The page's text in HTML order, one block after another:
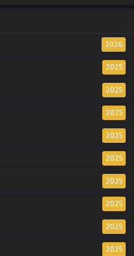
2026
2025
2025
2025
2025
2025
2025
2025
2025
2025